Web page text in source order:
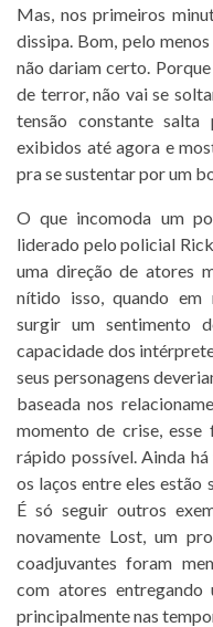
Mas, nos primeiros
dissipa. Bom, pelo
não dariam certo.
de terror, não vai se
tensão constante
exibidos até agora e
pra se sustentar por um
O que incomoda um
liderado pelo policial
uma direção de atores
nítido isso, quando em
surgir um sentimento
capacidade dos
seus personagens
baseada nos
momento de crise,
rápido possível. Ainda
os laços entre eles estão
É só seguir outros
novamente Lost, um
coadjuvantes foram
com atores entregando
principalmente nas